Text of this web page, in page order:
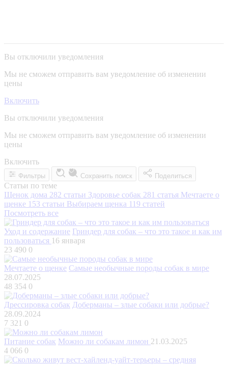
Вы отключили уведомления
Мы не сможем отправить вам уведомление об изменении
цены
Включить
Вы отключили уведомления
Мы не сможем отправить вам уведомление об изменении
цены
Включить
Фильтры Сохранить поиск Поделиться
Статьи по теме
Щенок дома 282 статьи Здоровье собак 281 статья Мечтаете о
щенке 153 статьи Выбираем щенка 119 статей
Посмотреть все
Уход и содержание Гриндер для собак – что это такое и как им
пользоваться 16 января
23 490 0
Мечтаете о щенке Самые необычные породы собак в мире
28.07.2025
48 354 0
Дрессировка собак Доберманы – злые собаки или добрые?
28.09.2024
7 321 0
Питание собак Можно ли собакам лимон 21.03.2025
4 066 0